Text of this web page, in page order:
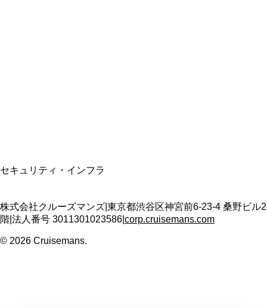
セキュリティ・インフラ
株式会社クルーズマンズ 東京都渋谷区神宮前6-23-4 桑野ビル2
階 法人番号 3011301023586 corp.cruisemans.com
© 2026 Cruisemans.